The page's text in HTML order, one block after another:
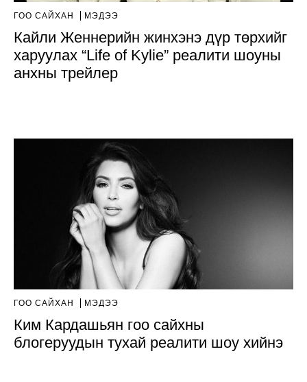
ГОО САЙХАН МЭДЭЭ
Кайли Женнерийн жинхэнэ дүр төрхийг
харуулах “Life of Kylie” реалити шоуны
анхны трейлер
ГОО САЙХАН МЭДЭЭ
Ким Кардашьян гоо сайхны
блогеруудын тухай реалити шоу хийнэ